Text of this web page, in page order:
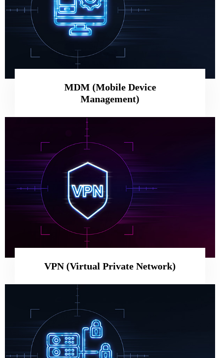
MDM (Mobile Device
Management)
VPN (Virtual Private Network)